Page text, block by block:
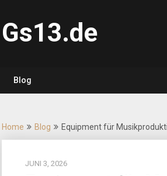
Gs13.de
Blog
Home Blog Equipment für
JUNI 3, 2026